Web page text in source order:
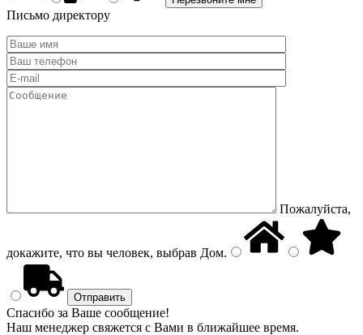
Письмо директору
Пожалуйста,
докажите, что вы человек, выбрав Дом.
Спасибо за Ваше сообщение!
Наш менеджер свяжется с Вами в ближайшее время.